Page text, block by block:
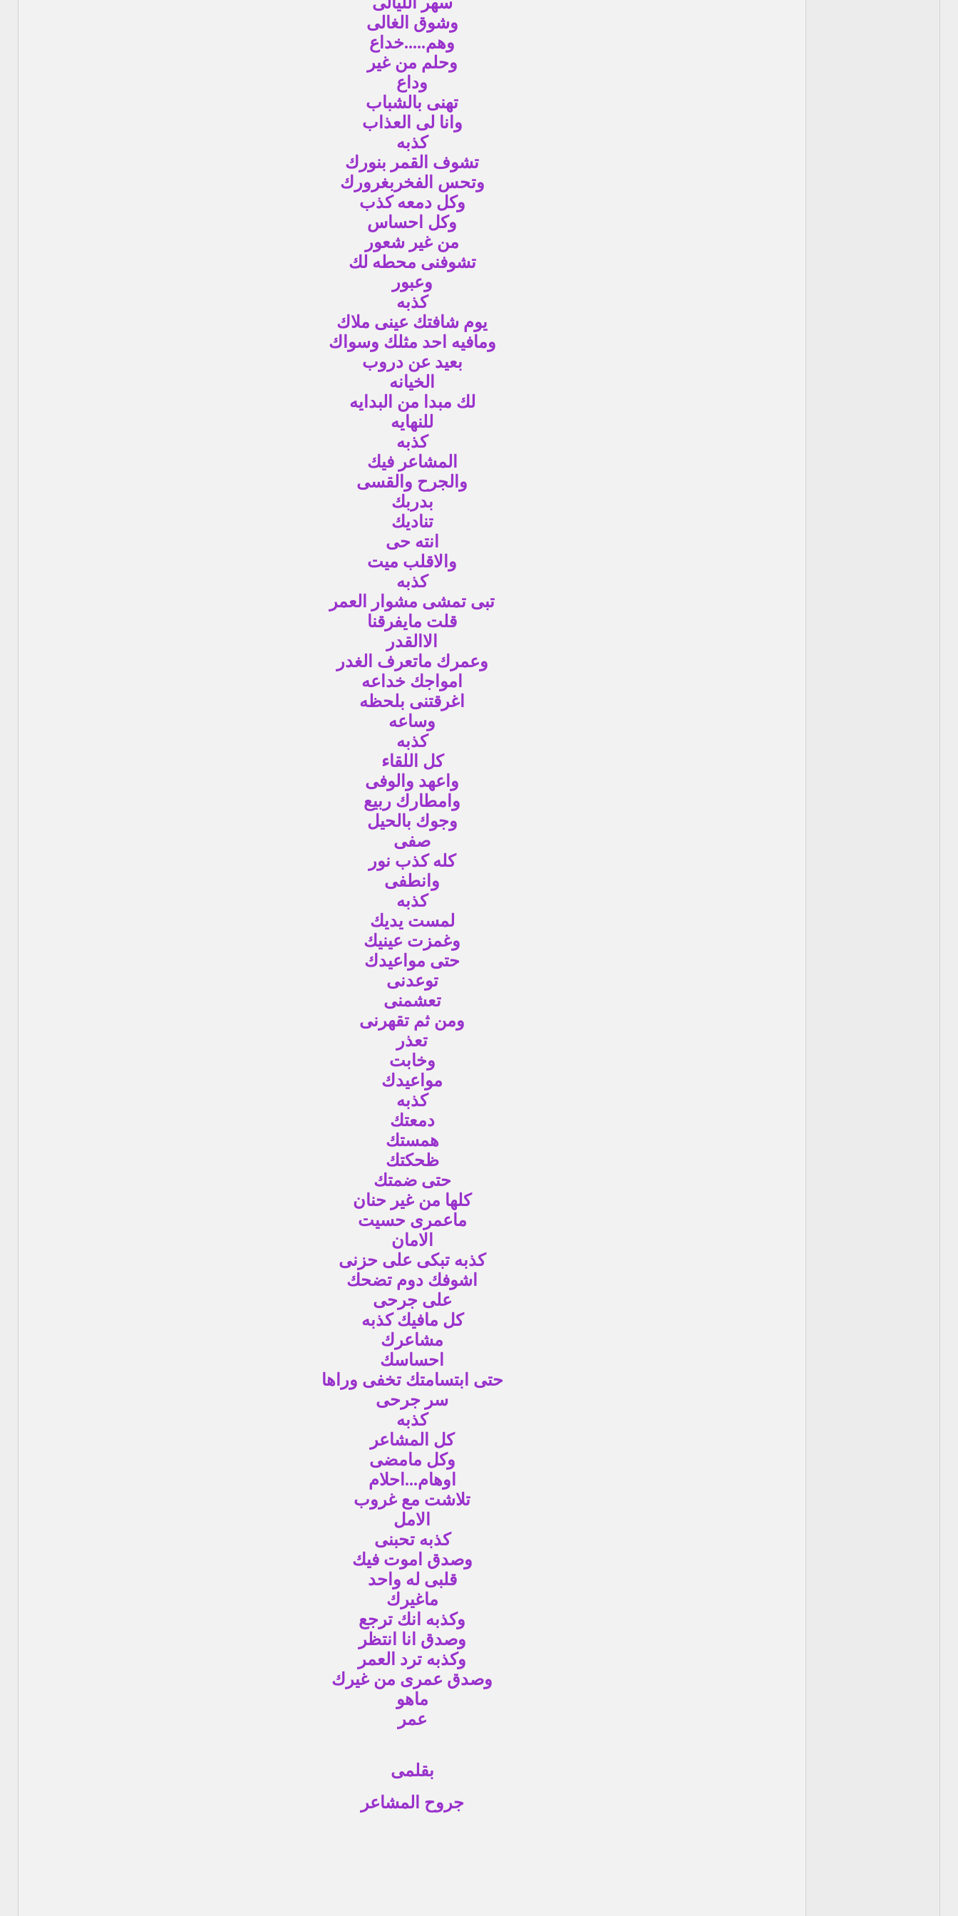
وشوق الغالى
وهم.....خداع
وحلم من غير
وداع
تهنى بالشباب
وانا لى العذاب
كذبه
تشوف القمر بنورك
وتحس الفخربغرورك
وكل دمعه كذب
وكل احساس
من غير شعور
تشوفنى محطه لك
وعبور
كذبه
يوم شافتك عينى ملاك
ومافيه احد مثلك وسواك
بعيد عن دروب
الخيانه
لك مبدا من البدايه
للنهايه
كذبه
المشاعر فيك
والجرح والقسى
بدربك
تناديك
انته حى
والاقلب ميت
كذبه
تبى تمشى مشوار العمر
قلت مايفرقنا
الاالقدر
وعمرك ماتعرف الغدر
امواجك خداعه
اغرقتنى بلحظه
وساعه
كذبه
كل اللقاء
واعهد والوفى
وامطارك ربيع
وجوك بالحيل
صفى
كله كذب نور
وانطفى
كذبه
لمست يديك
وغمزت عينيك
حتى مواعيدك
توعدنى
تعشمنى
ومن ثم تقهرنى
تعذر
وخابت
مواعيدك
كذبه
دمعتك
همستك
ظحكتك
حتى ضمتك
كلها من غير حنان
ماعمرى حسيت
الامان
كذبه تبكى على حزنى
اشوفك دوم تضحك
على جرحى
كل مافيك كذبه
مشاعرك
احساسك
حتى ابتسامتك تخفى وراها
سر جرحى
كذبه
كل المشاعر
وكل مامضى
اوهام...احلام
تلاشت مع غروب
الامل
كذبه تحبنى
وصدق اموت فيك
قلبى له واحد
ماغيرك
وكذبه انك ترجع
وصدق انا انتظر
وكذبه ترد العمر
وصدق عمرى من غيرك
ماهو
عمر
بقلمى
جروح المشاعر